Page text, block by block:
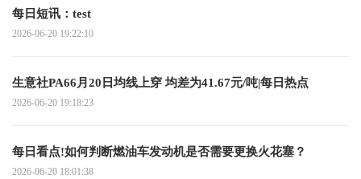
每日短讯：test
2026-06-20 19:22:10
生意社PA66月20日均线上穿 均差为41.67元/吨|每日热点
2026-06-20 19:18:23
每日看点!如何判断燃油车发动机是否需要更换火花塞？
2026-06-20 18:01:38